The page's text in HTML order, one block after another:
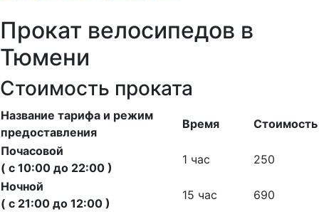
Прокат велосипедов в
Тюмени
Стоимость проката
Название тарифа и режим
предоставления
Время
Стоимость
Почасовой
( с 10:00 до 22:00 )
1 час
250
Ночной
( с 21:00 до 12:00 )
15 час
690